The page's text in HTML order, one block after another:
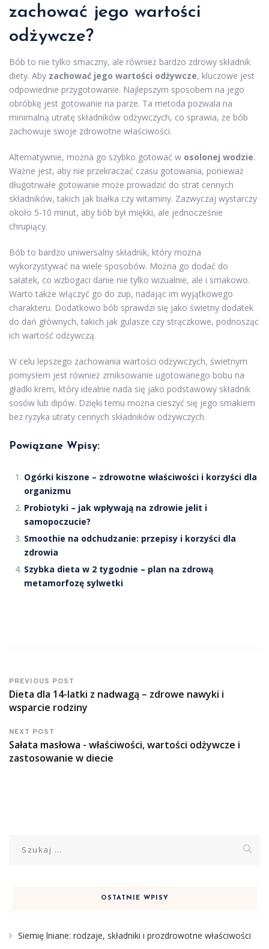
zachować jego wartości
odżywcze?
Bób to nie tylko smaczny, ale również bardzo zdrowy składnik
diety. Aby zachować jego wartości odżywcze, kluczowe jest
odpowiednie przygotowanie. Najlepszym sposobem na jego
obróbkę jest gotowanie na parze. Ta metoda pozwala na
minimalną utratę składników odżywczych, co sprawia, że bób
zachowuje swoje zdrowotne właściwości.
Alternatywnie, można go szybko gotować w osolonej wodzie.
Ważne jest, aby nie przekraczać czasu gotowania, ponieważ
długotrwałe gotowanie może prowadzić do strat cennych
składników, takich jak białka czy witaminy. Zazwyczaj wystarczy
około 5-10 minut, aby bób był miękki, ale jednocześnie
chrupiący.
Bób to bardzo uniwersalny składnik, który można
wykorzystywać na wiele sposobów. Można go dodać do
sałatek, co wzbogaci danie nie tylko wizualnie, ale i smakowo.
Warto także włączyć go do zup, nadając im wyjątkowego
charakteru. Dodatkowo bób sprawdzi się jako świetny dodatek
do dań głównych, takich jak gulasze czy strączkowe, podnosząc
ich wartość odżywczą.
W celu lepszego zachowania wartości odżywczych, świetnym
pomysłem jest również zmiksowanie ugotowanego bobu na
gładki krem, który idealnie nada się jako podstawowy składnik
sosów lub dipów. Dzięki temu można cieszyć się jego smakiem
bez ryzyka utraty cennych składników odżywczych.
Powiązane Wpisy:
Ogórki kiszone – zdrowotne właściwości i korzyści dla
organizmu
Probiotyki – jak wpływają na zdrowie jelit i
samopoczucie?
Smoothie na odchudzanie: przepisy i korzyści dla
zdrowia
Szybka dieta w 2 tygodnie – plan na zdrową
metamorfozę sylwetki
PREVIOUS POST
Dieta dla 14-latki z nadwagą – zdrowe nawyki i
wsparcie rodziny
NEXT POST
Sałata masłowa - właściwości, wartości odżywcze i
zastosowanie w diecie
OSTATNIE WPISY
Siemię lniane: rodzaje, składniki i prozdrowotne właściwości